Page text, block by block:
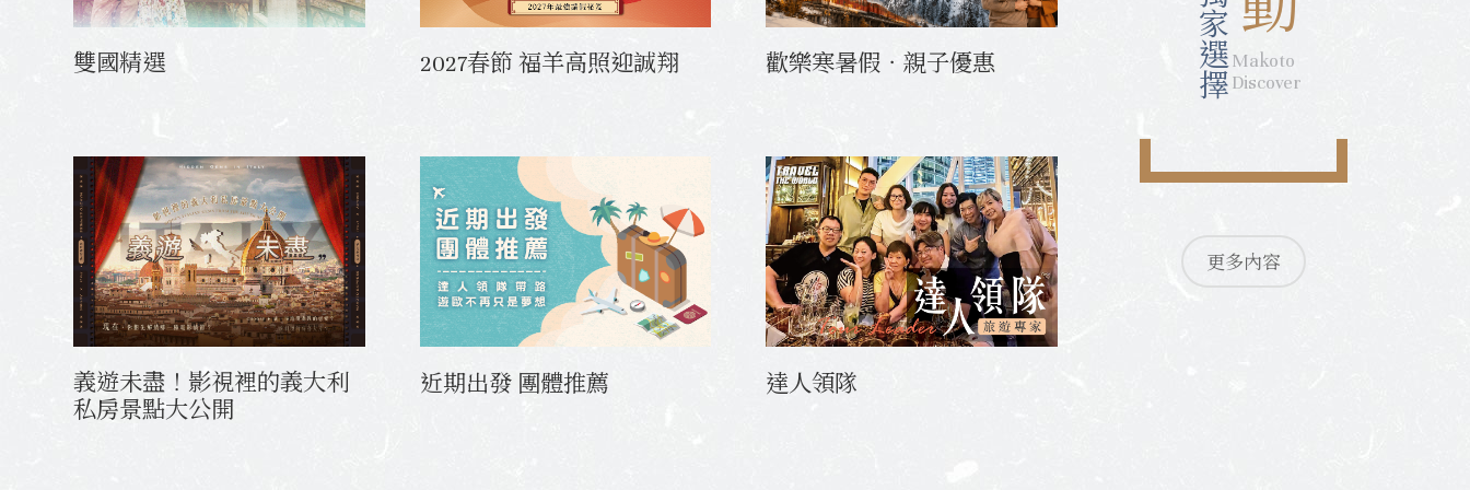
獨家選擇Makoto
Discover
更多內容
雙國精選 2027春節 福羊高照迎誠翔 歡樂寒暑假‧親子優惠
義遊未盡！影視裡的義大利
私房景點大公開
近期出發 團體推薦 達人領隊